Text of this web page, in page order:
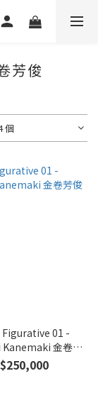
芳俊
個
01 -
金卷芳
俊